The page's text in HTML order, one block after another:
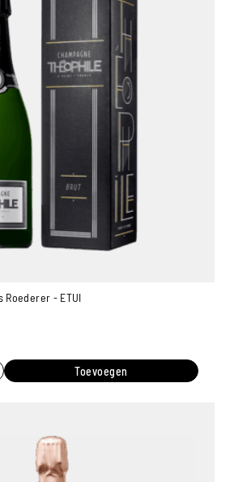
Roederer - ETUI
Toevoegen